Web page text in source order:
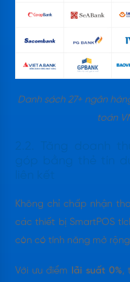
Danh sách 27+ ngân
toán
Không chỉ chấp nhận
các thiết bị SmartPOS
còn có tính năng mở rộng
Với ưu điểm lãi suất 0%,